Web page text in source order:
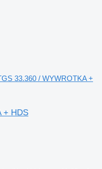
33.360 / WYWROTKA +
+ HDS